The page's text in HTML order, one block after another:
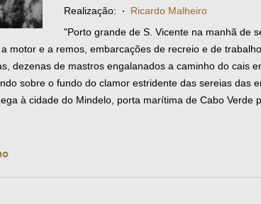
Realização: · Ricardo Malheiro
"Porto grande de S. Vicente na manhã de
motor e a remos, embarcações de recreio e de
dezenas de mastros engalanados a caminho do cais
sobre o fundo do clamor estridente das sereias das
à cidade do Mindelo, porta marítima de Cabo Verde